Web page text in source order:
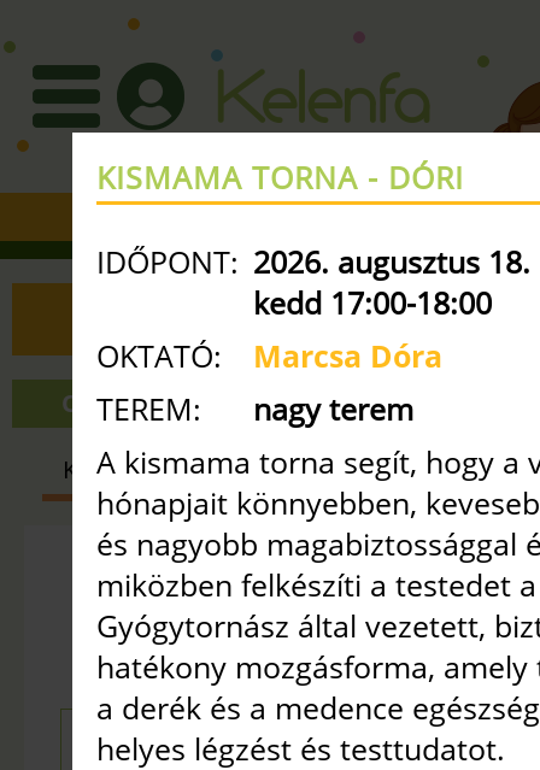
ÓRAREND
ONLINE ÓRÁK NAGY TEREM
KISMAMA BABA-MAMA
NAGY
2026. AUGUSZTUS 8.•
8:00
KISMAMA TORNA - DÓRI
IDŐPONT: 2026. augusztus 18.
kedd 17:00-18:00
OKTATÓ:
Marcsa Dóra
TEREM:
nagy terem
A kismama torna segít, hogy a
hónapjait könnyebben,
és nagyobb magabiztossággal
miközben felkészíti a testedet
Gyógytornász által vezetett,
hatékony mozgásforma,
a derék és a medence
helyes légzést és testtudatot.